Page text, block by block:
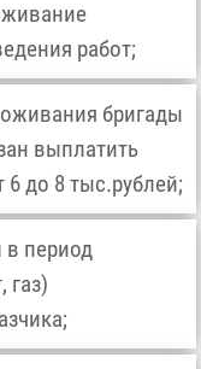
работ;
бригады
выплатить
до 8 тыс.рублей;
в период
газ)